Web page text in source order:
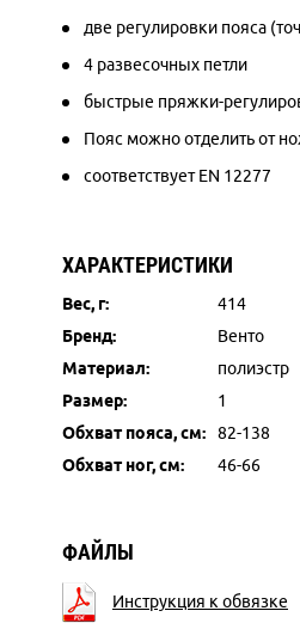
две регулировки пояса
4 развесочных петли
быстрые пряжки-
Пояс можно отделить от
соответствует EN 12277
ХАРАКТЕРИСТИКИ
Вес, г:
414
Бренд:
Венто
Материал:
полиэстр
Размер:
1
Обхват пояса, см:
82-138
Обхват ног, см:
46-66
ФАЙЛЫ
Инструкция к обвязке